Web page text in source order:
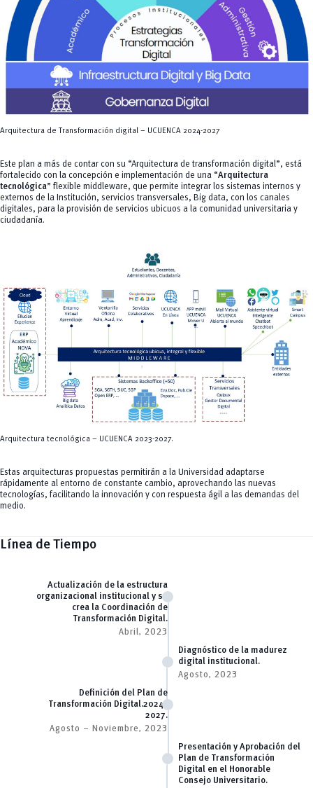
Arquitectura de Transformación digital – UCUENCA 2024-2027
Este plan a más de contar con su “Arquitectura de transformación digital”, está
fortalecido con la concepción e implementación de una “Arquitectura
tecnológica” flexible middleware, que permite integrar los sistemas internos y
externos de la Institución, servicios transversales, Big data, con los canales
digitales, para la provisión de servicios ubicuos a la comunidad universitaria y
ciudadanía.
Arquitectura tecnológica – UCUENCA 2023-2027.
Estas arquitecturas propuestas permitirán a la Universidad adaptarse
rápidamente al entorno de constante cambio, aprovechando las nuevas
tecnologías, facilitando la innovación y con respuesta ágil a las demandas del
medio.
Línea de Tiempo
Actualización de la estructura
organizacional institucional y se
crea la Coordinación de
Transformación Digital.
Abril, 2023
Diagnóstico de la madurez
digital institucional.
Agosto, 2023
Definición del Plan de
Transformación Digital.2024-
2027.
Agosto – Noviembre, 2023
Presentación y Aprobación del
Plan de Transformación
Digital en el Honorable
Consejo Universitario.